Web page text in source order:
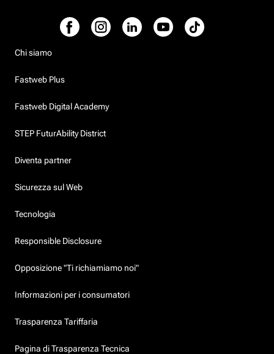
Chi siamo
Fastweb Plus
Fastweb Digital Academy
STEP FuturAbility District
Diventa partner
Sicurezza sul Web
Tecnologia
Responsible Disclosure
Opposizione "Ti richiamiamo noi"
Informazioni per i consumatori
Trasparenza Tariffaria
Pagina di Trasparenza Tecnica